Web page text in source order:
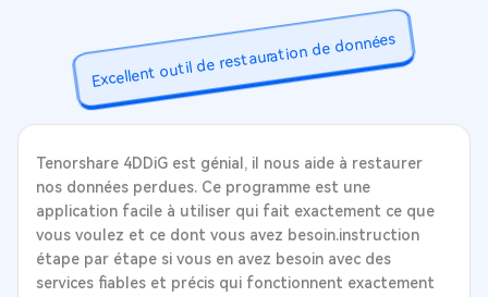
Excellent outil de restauration de données
Tenorshare 4DDiG est génial, il nous aide à restaurer
nos données perdues. Ce programme est une
application facile à utiliser qui fait exactement ce que
vous voulez et ce dont vous avez besoin.instruction
étape par étape si vous en avez besoin avec des
services fiables et précis qui fonctionnent exactement